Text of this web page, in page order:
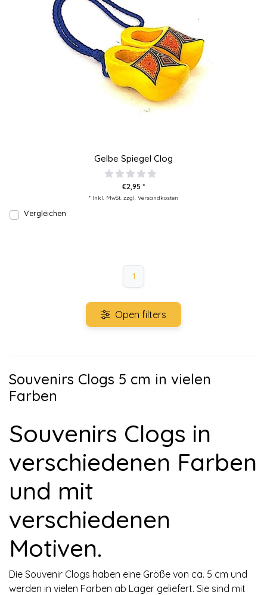
Gelbe Spiegel Clog
€2,95 *
* Inkl. MwSt. zzgl. Versandkosten
Vergleichen
1
Open filters
Souvenirs Clogs 5 cm in vielen
Farben
Souvenirs Clogs in
verschiedenen Farben
und mit
verschiedenen
Motiven.
Die Souvenir Clogs haben eine Größe von ca. 5 cm und
werden in vielen Farben ab Lager geliefert. Sie sind mit